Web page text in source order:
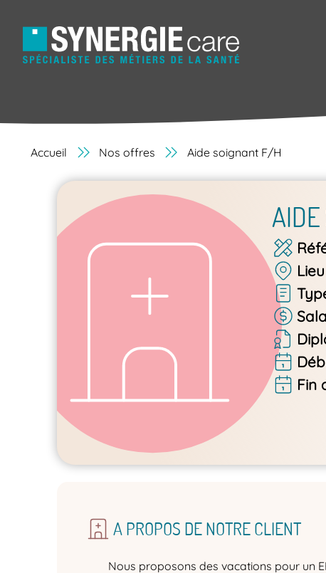
Accueil Nos offres Aide soignant F/H
Fin
A PROPOS DE NOTRE CLIENT
Nous proposons des vacations pour un